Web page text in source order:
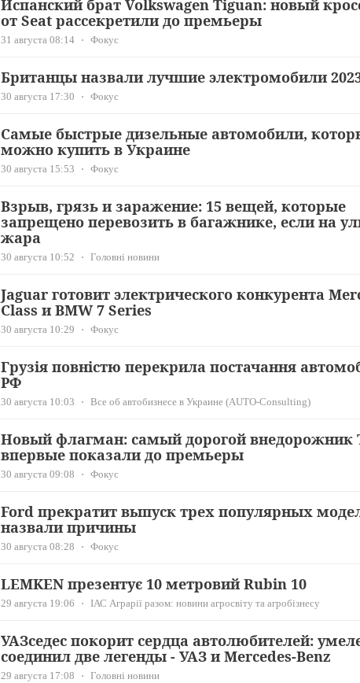
Испанский брат Volkswagen Tiguan: новый
от Seat рассекретили до премьеры
31 августа 08:14 Фокус
Британцы назвали лучшие электромобили
30 августа 17:30 Фокус
Самые быстрые дизельные автомобили,
можно купить в Украине
30 августа 15:53 Фокус
Взрыв, грязь и заражение: 15 вещей, которые
запрещено перевозить в багажнике, если на
жара
30 августа 10:52 Головні новини
Jaguar готовит электрического конкурента
Class и BMW 7 Series
30 августа 10:29 Фокус
Грузія повністю перекрила постачання
РФ
30 августа 10:03 Все об автобизнесе в Украине (AUTO-Consulting)
Новый флагман: самый дорогой внедорожник
впервые показали до премьеры
30 августа 09:08 Фокус
Ford прекратит выпуск трех популярных
назвали причины
30 августа 08:28 Фокус
LEMKEN презентує 10 метровий Rubin 10
29 августа 19:06 ІАС Аграрії разом: новини агросвіту та агробізнесу
УАЗседес покорит сердца автолюбителей:
соединил две легенды - УАЗ и Mercedes-Benz
29 августа 17:08 Головні новини